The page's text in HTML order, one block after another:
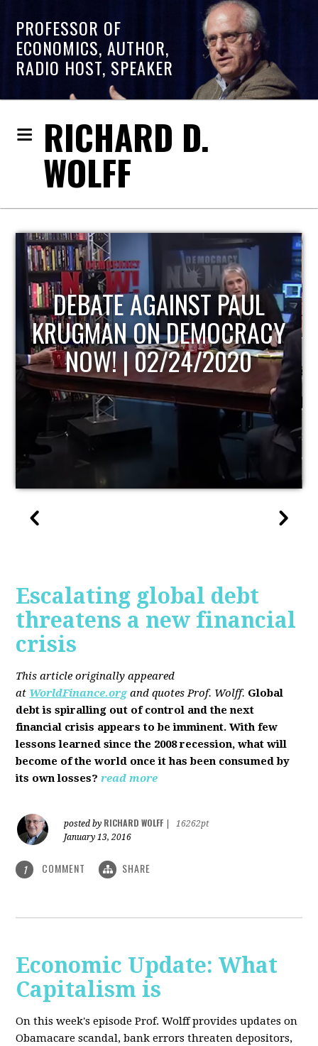
PROFESSOR OF
ECONOMICS, AUTHOR,
RADIO HOST, SPEAKER
RICHARD D.
WOLFF
HOST OF ECONOMIC
UPDATE
Escalating global debt
threatens a new financial
crisis
This article originally appeared
at WorldFinance.organd quotes Prof. Wolff. Global
debt is spiralling out of control and the next
financial crisis appears to be imminent. With few
lessons learned since the 2008 recession, what will
become of the world once it has been consumed by
its own losses? read more
posted by RICHARD WOLFF
16262pt
January 13, 2016
1 COMMENT SHARE
Economic Update: What
Capitalism is
On this week's episode Prof. Wolff provides updates on
Obamacare scandal, bank errors threaten depositors,